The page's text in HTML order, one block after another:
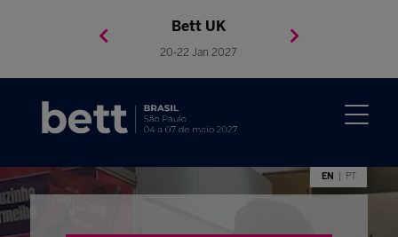
Bett UK
20-22 Jan 2027
Bett Brasil
05-08 Mai 2026
Bett Asia
23-24 Setembro 2026
Bett USA
8-10 November 2027
EN PT